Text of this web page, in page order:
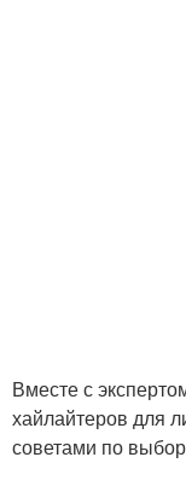
Вместе с
хайлайтеров для
советами по